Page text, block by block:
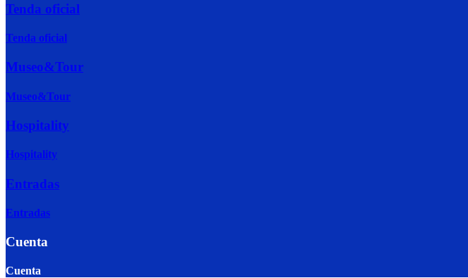
Tenda oficial
Tenda oficial
Museo&Tour
Museo&Tour
Hospitality
Hospitality
Entradas
Entradas
Cuenta
Cuenta